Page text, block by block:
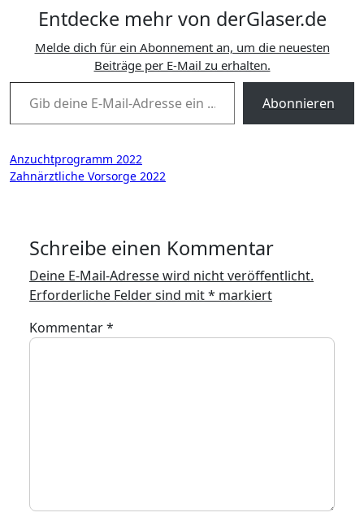
Entdecke mehr von derGlaser.de
Melde dich für ein Abonnement an, um die neuesten
Beiträge per E-Mail zu erhalten.
Gib deine E-Mail-Adresse ein ...
Abonnieren
Beitragsnavigation
Anzuchtprogramm 2022
Zahnärztliche Vorsorge 2022
Schreibe einen Kommentar
Deine E-Mail-Adresse wird nicht veröffentlicht.
Erforderliche Felder sind mit* markiert
Kommentar*